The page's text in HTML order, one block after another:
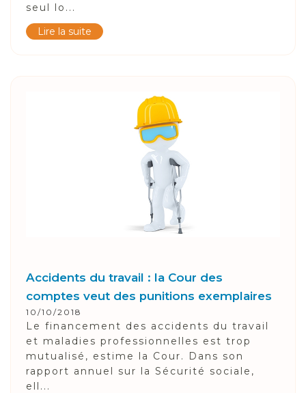
seul lo...
Lire la suite
Accidents du travail : la Cour des
comptes veut des punitions exemplaires
10/10/2018
Le financement des accidents du travail
et maladies professionnelles est trop
mutualisé, estime la Cour. Dans son
rapport annuel sur la Sécurité sociale,
ell...